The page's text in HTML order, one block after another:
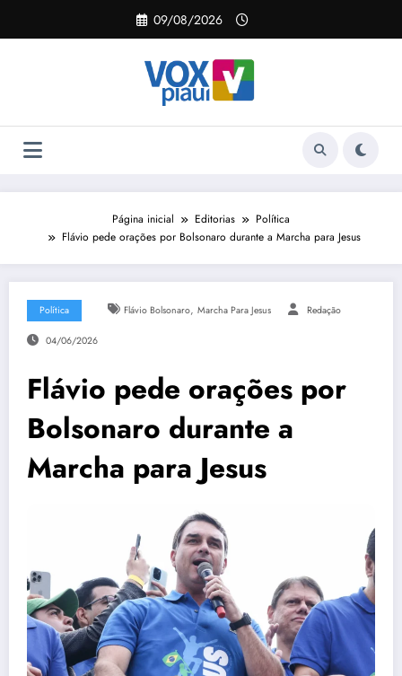
o
09/08/2026
Página inicial Editorias
Política
Flávio pede orações por Bolsonaro durante a Marcha para Jesus
Política Flávio Bolsonaro, Marcha Para Jesus Redação
04/06/2026
Flávio pede orações por
Bolsonaro durante a
Marcha para Jesus